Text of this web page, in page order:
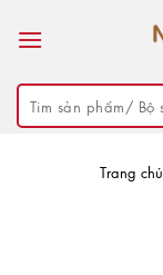
Tìm
kiếm:
Trang chủ